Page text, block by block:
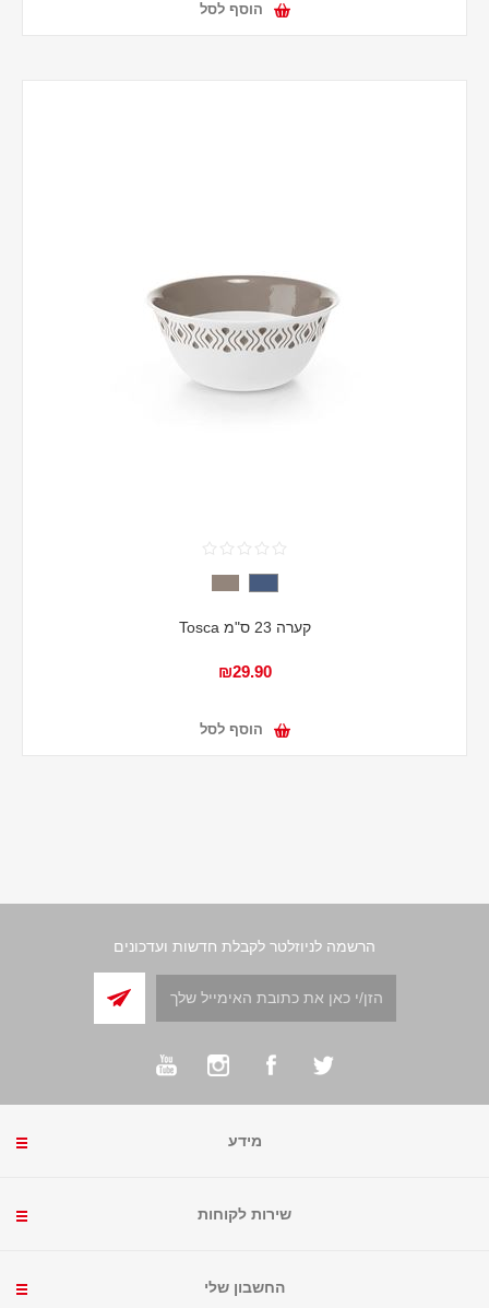
הוסף לסל
קערה 23 ס"מ Tosca
₪29.90
הוסף לסל
הרשמה לניוזלטר לקבלת חדשות ועדכונים
מידע
שירות לקוחות
החשבון שלי